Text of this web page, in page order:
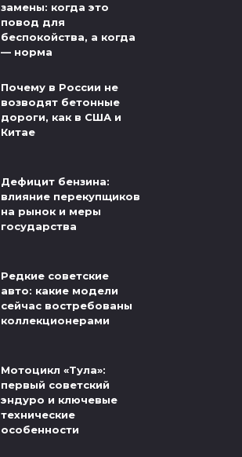
замены: когда это
повод для
беспокойства, а когда
— норма
Почему в России не
возводят бетонные
дороги, как в США и
Китае
Дефицит бензина:
влияние перекупщиков
на рынок и меры
государства
Редкие советские
авто: какие модели
сейчас востребованы
коллекционерами
Мотоцикл «Тула»:
первый советский
эндуро и ключевые
технические
особенности